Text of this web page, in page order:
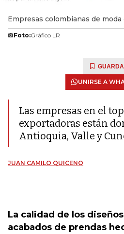
Empresas colombianas de moda
Foto:Gráfico LR
UNIRSE A
Las empresas en el
exportadoras están
Antioquia, Valle y
JUAN CAMILO QUICENO
La calidad de los
acabados de prendas